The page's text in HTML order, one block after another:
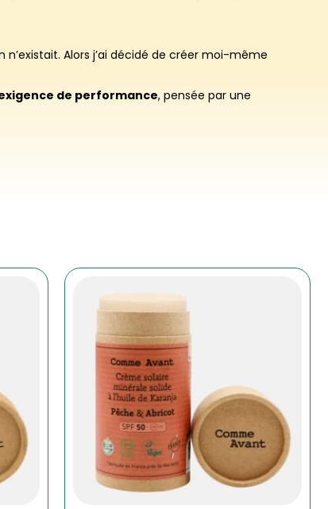
Alors j’ai décidé de créer moi-même
de performance, pensée par une
a
variations.
Les
options
peuvent
être
choisies
sur
la
page